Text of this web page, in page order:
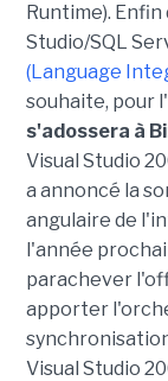
Runtime).
Studio/SQL
(Language
souhaite, pour
s'adossera à
Visual Studio
a annoncé la
angulaire de
l'année
parachever
apporter
Visual Studio